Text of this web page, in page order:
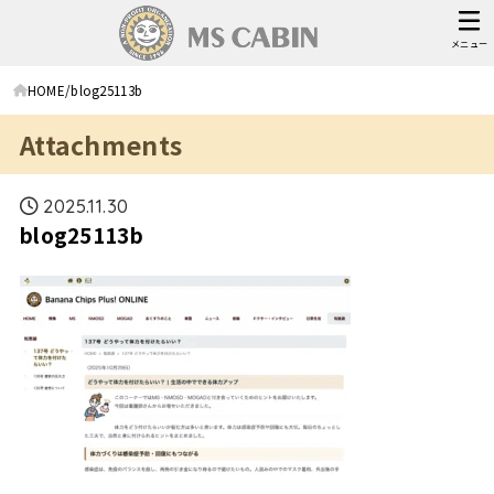
メニュー
HOME blog25113b
Attachments
2025.11.30
blog25113b